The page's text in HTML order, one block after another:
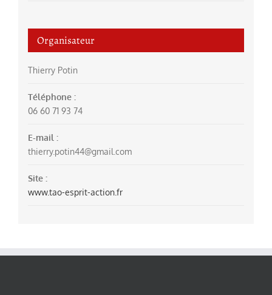
Organisateur
Thierry Potin
Téléphone :
06 60 71 93 74
E-mail :
thierry.potin44@gmail.com
Site :
www.tao-esprit-action.fr